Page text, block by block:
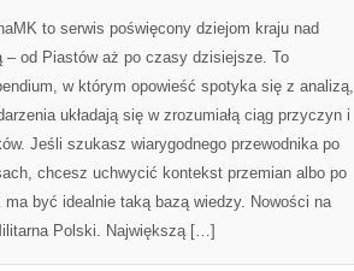
to serwis poświęcony dziejom kraju nad
– od Piastów aż po czasy dzisiejsze. To
w którym opowieść spotyka się z analizą,
układają się w zrozumiałą ciąg przyczyn i
Jeśli szukasz wiarygodnego przewodnika po
chcesz uchwycić kontekst przemian albo po
być idealnie taką bazą wiedzy. Nowości na
Polski. Największą […]